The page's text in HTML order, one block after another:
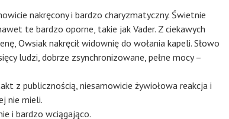
nakręcony i bardzo charyzmatyczny. Świetnie
te bardzo oporne, takie jak Vader. Z ciekawych
Owsiak nakręcił widownię do wołania kapeli. Słowo
ludzi, dobrze zsynchronizowane, pełne mocy –
z publicznością, niesamowicie żywiołowa reakcja i
nie mieli.
i bardzo wciągająco.